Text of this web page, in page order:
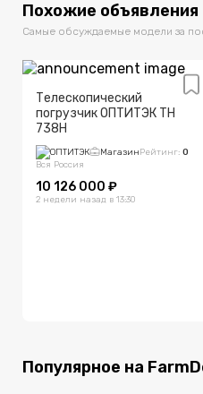
Похожие объявления
Самые обсуждаемые модели за
Телескопический
погрузчик ОПТИТЭК TH
738H
ОПТИТЭК Магазин Рейтинг: 0
Вся Россия
10 126 000 ₽
2 недели назад в 13:30
Популярное на